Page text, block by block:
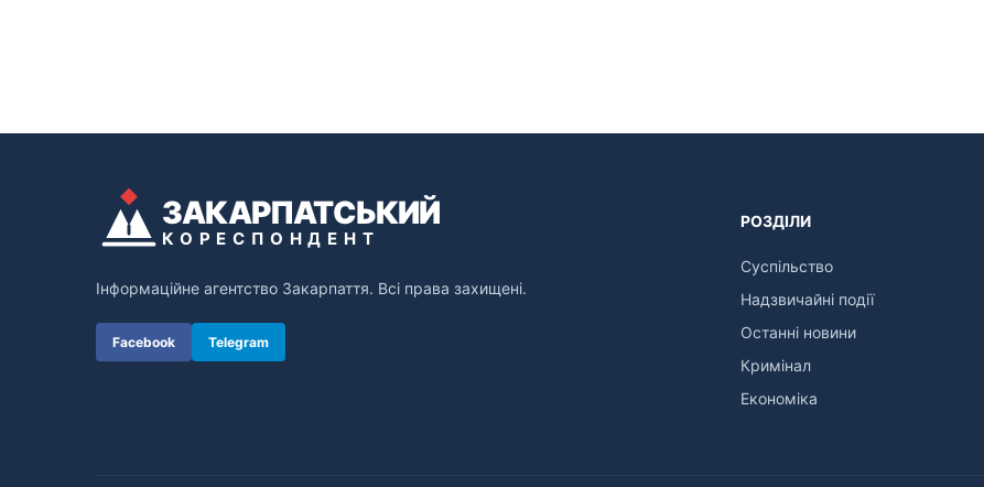
ЗАКАРПАТСЬКИЙ
КОРЕСПОНДЕНТ
Інформаційне агентство Закарпаття. Всі права захищені.
Facebook Telegram
РОЗДІЛИ
Суспільство
Надзвичайні події
Останні новини
Кримінал
Економіка